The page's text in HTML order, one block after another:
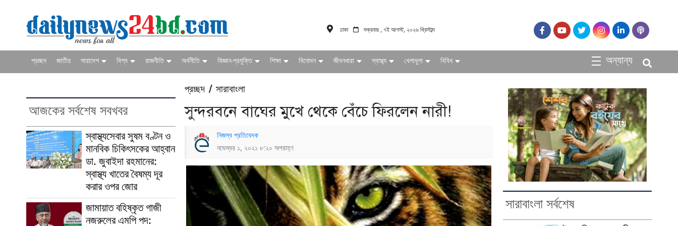
ঢাকা শুক্রবার , ৭ই আগস্ট, ২০২৬ খ্রিস্টাব্দ
প্রচ্ছদ জাতীয় সারাদেশ বিশ্ব রাজনীতি অর্থনীতি বিজ্ঞান-প্রযুক্তি শিক্ষা বিনোদন জীবনধারা স্বাস্থ্য খেলাধুলা বিবিধ অন্যান্য
আজকের সর্বশেষ সবখবর
স্বাস্থ্যসেবার সুষম বণ্টন ও
মানবিক চিকিৎসকের আহ্বান
ডা. জুবাইদা রহমানের:
স্বাস্থ্য খাতের বৈষম্য দূর
করার ওপর জোর
জামায়াত বহিষ্কৃত গাজী
নজরুলের এমপি পদ:
প্রচ্ছদ/সারাবাংলা
সুন্দরবনে বাঘের মুখে থেকে বেঁচে ফিরলেন নারী!
নিজস্ব প্রতিবেদক
নভেম্বর ১, ২০২১ ৮:২০ অপরাহ্ণ
সারাবাংলা সর্বশেষ